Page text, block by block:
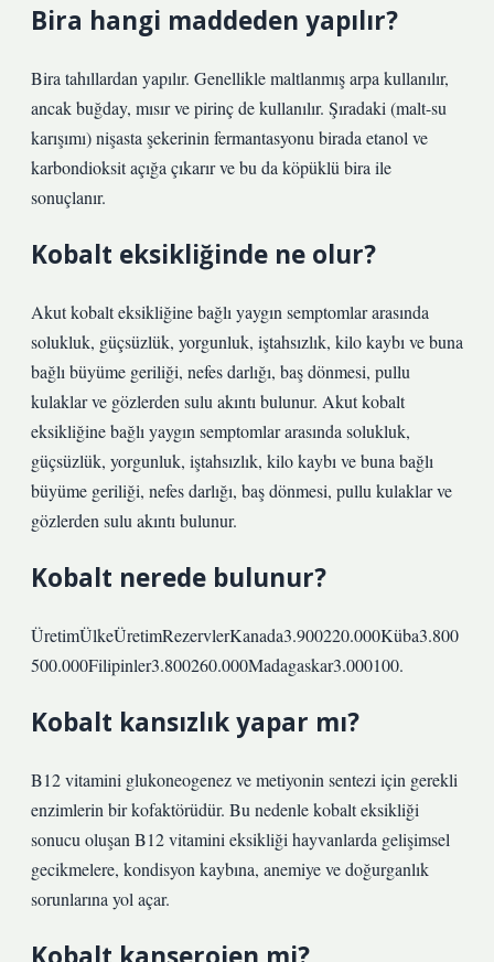
Bira hangi maddeden yapılır?
Bira tahıllardan yapılır. Genellikle maltlanmış arpa kullanılır,
ancak buğday, mısır ve pirinç de kullanılır. Şıradaki (malt-su
karışımı) nişasta şekerinin fermantasyonu birada etanol ve
karbondioksit açığa çıkarır ve bu da köpüklü bira ile
sonuçlanır.
Kobalt eksikliğinde ne olur?
Akut kobalt eksikliğine bağlı yaygın semptomlar arasında
solukluk, güçsüzlük, yorgunluk, iştahsızlık, kilo kaybı ve buna
bağlı büyüme geriliği, nefes darlığı, baş dönmesi, pullu
kulaklar ve gözlerden sulu akıntı bulunur. Akut kobalt
eksikliğine bağlı yaygın semptomlar arasında solukluk,
güçsüzlük, yorgunluk, iştahsızlık, kilo kaybı ve buna bağlı
büyüme geriliği, nefes darlığı, baş dönmesi, pullu kulaklar ve
gözlerden sulu akıntı bulunur.
Kobalt nerede bulunur?
ÜretimÜlkeÜretimRezervlerKanada3.900220.000Küba3.800
500.000Filipinler3.800260.000Madagaskar3.000100.
Kobalt kansızlık yapar mı?
B12 vitamini glukoneogenez ve metiyonin sentezi için gerekli
enzimlerin bir kofaktörüdür. Bu nedenle kobalt eksikliği
sonucu oluşan B12 vitamini eksikliği hayvanlarda gelişimsel
gecikmelere, kondisyon kaybına, anemiye ve doğurganlık
sorunlarına yol açar.